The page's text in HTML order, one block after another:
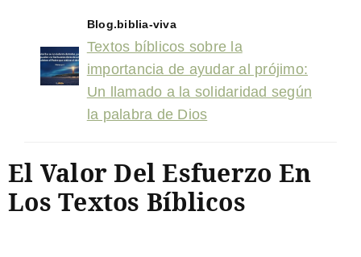
Blog.biblia-viva
Textos bíblicos sobre la
importancia de ayudar al prójimo:
Un llamado a la solidaridad según
la palabra de Dios
El Valor Del Esfuerzo En
Los Textos Bíblicos